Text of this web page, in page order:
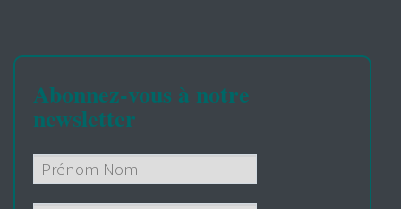
Abonnez-vous à notre
newsletter